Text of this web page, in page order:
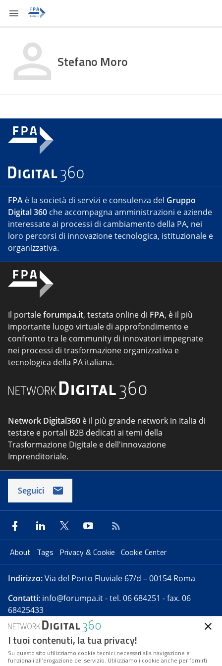
Stefano Moro
FPA è la società di servizi e consulenza del Gruppo
Digital 360 che accompagna amministrazioni e aziende
interessate ai processi di cambiamento della PA, nei
loro percorsi di innovazione tecnologica, istituzionale e
organizzativa.
Il portaleforumpa.it, testata online di FPA, è il più
importante luogo virtuale di approfondimento e
confronto tra le community di innovatori impegnate
nei processi di trasformazione organizzativa e
tecnologica della PA italiana.
Network Digital360 è il più grande network in Italia di
testate e portali B2B dedicati ai temi della
Trasformazione Digitale e dell'innovazione
Imprenditoriale.
Seguici
About Tags Privacy & Cookie Cookie Center
Indirizzo:Via del Porto Fluviale 67/d – 00154 Roma
Contatti: info@forumpa.it- tel. 06 684251 - fax. 06
68425433
Forumpa.itè una pubblicazione telematica iscritta
presso Registro della stampa del Tribunale di Roma -
Reg. n. 182 del 2 maggio 2008 - Direttore resp. Michela
I tuoi contenuti, la tua privacy!
Su questo sito utilizziamo cookie tecnici necessari alla navigazione e
funzionali all’erogazione del servizio. Utilizziamo i cookie anche per fornirti